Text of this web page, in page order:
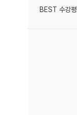
BEST 수강평